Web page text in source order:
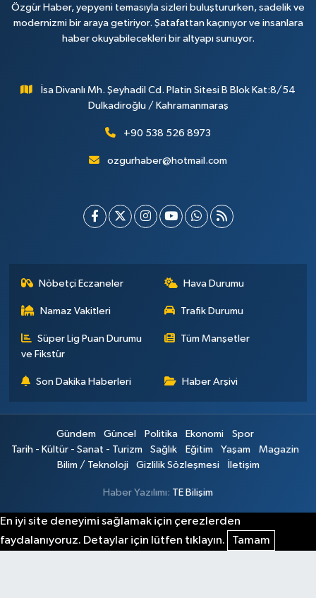
Özgür Haber, yepyeni temasıyla sizleri buluştururken, sadelik ve
modernizmi bir araya getiriyor. Şatafattan kaçınıyor ve insanlara
haber okuyabilecekleri bir altyapı sunuyor.
İsa Divanlı Mh. Şeyhadil Cd. Platin Sitesi B Blok Kat:8/54
Dulkadiroğlu / Kahramanmaraş
+90 538 526 8973
ozgurhaber@hotmail.com
Nöbetçi Eczaneler Hava Durumu
Namaz Vakitleri Trafik Durumu
Süper Lig Puan Durumu
ve Fikstür
Tüm Manşetler
Son Dakika Haberleri Haber Arşivi
Gündem Güncel Politika Ekonomi
Spor
Tarih - Kültür - Sanat - Turizm
Sağlık Eğitim Yaşam
Magazin
Bilim / Teknoloji
Gizlilik Sözleşmesi İletişim
Haber Yazılımı: TE Bilişim
En iyi site deneyimi sağlamak için çerezlerden
faydalanıyoruz. Detaylar için lütfen tıklayın.
Tamam